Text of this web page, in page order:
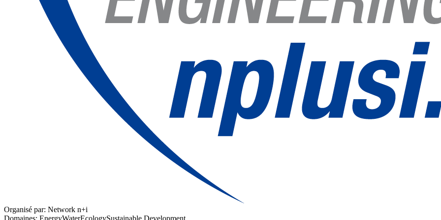
Organisé par: Network n+i
Domaines: EnergyWaterEcologySustainable Development